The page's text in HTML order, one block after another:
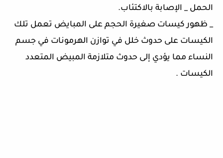
الحمل _ الإصابة بالاكتئاب.
_ ظهور كيسات صغيرة الحجم على المبايض تعمل تلك
الكيسات على حدوث خلل في توازن الهرمونات في جسم
النساء مما يؤدي إلى حدوث متلازمة المبيض المتعدد
الكيسات .